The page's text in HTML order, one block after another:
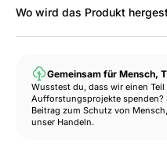
Wo wird das Produkt
Gemeinsam für Mensch,
Wusstest du, dass wir einen
Aufforstungsprojekte spenden?
Beitrag zum Schutz von
unser Handeln.